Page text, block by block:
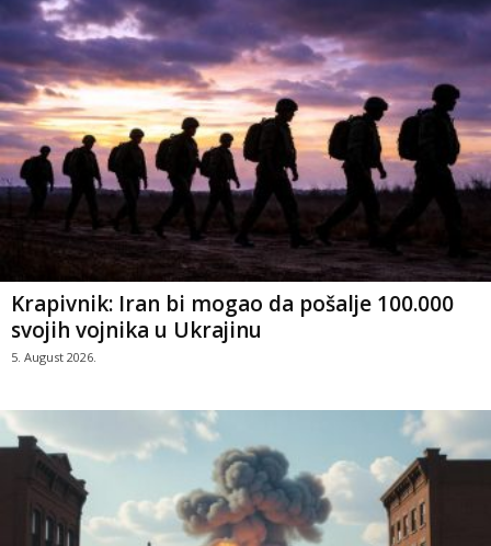
Krapivnik: Iran bi mogao da pošalje 100.000
svojih vojnika u Ukrajinu
5. August 2026.